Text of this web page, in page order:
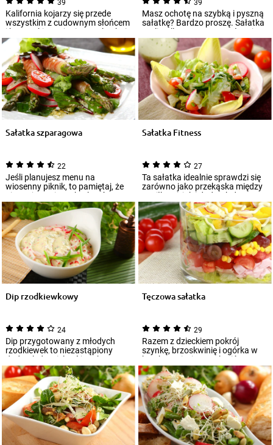
39
Kalifornia kojarzy się przede
wszystkim z cudownym słońcem
i beztroskiemu życiem. W kuchni
klimat...
39
Masz ochotę na szybką i pyszną
sałatkę? Bardzo proszę. Sałatka
tagliatelle warzywne zasługuje
na...
Sałatka szparagowa
22
Jeśli planujesz menu na
wiosenny piknik, to pamiętaj, że
nie może w nim zabraknąć
sałatki z nowal...
Sałatka Fitness
27
Ta sałatka idealnie sprawdzi się
zarówno jako przekąska między
posiłkami, jak i dodatek do
obiadu...
Dip rzodkiewkowy
24
Dip przygotowany z młodych
rzodkiewek to niezastąpiony
dodatek do wielu różnych
potraw. Sprawdzi...
Tęczowa sałatka
29
Razem z dzieckiem pokrój
szynkę, brzoskwinię i ogórka w
kostkę. Dzieci mogą kroić
warzywa plastik...